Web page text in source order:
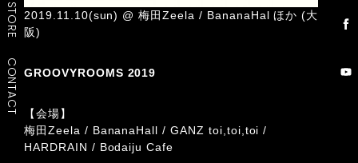
STORE
CONTACT
2019.11.10(sun) @ 梅田Zeela / BananaHal ほか (大
阪)
GROOVYROOMS 2019
【会場】
梅田Zeela / BananaHall / GANZ toi,toi,toi /
HARDRAIN / Bodaiju Cafe